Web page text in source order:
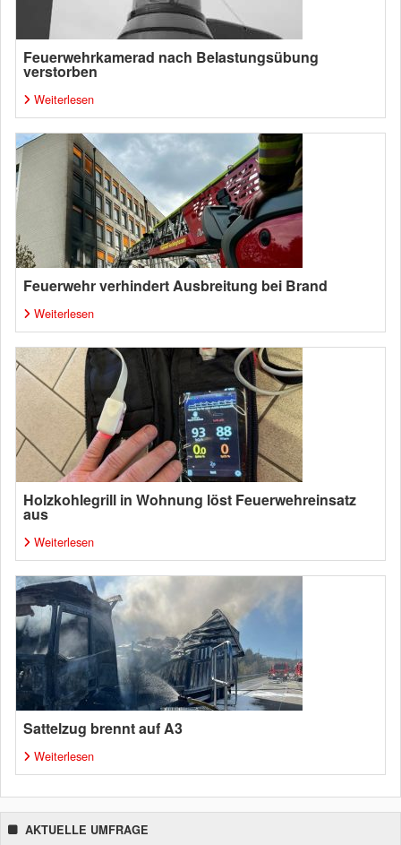
Feuerwehrkamerad nach Belastungsübung
verstorben
Weiterlesen
Feuerwehr verhindert Ausbreitung bei Brand
Weiterlesen
Holzkohlegrill in Wohnung löst Feuerwehreinsatz
aus
Weiterlesen
Sattelzug brennt auf A3
Weiterlesen
AKTUELLE UMFRAGE